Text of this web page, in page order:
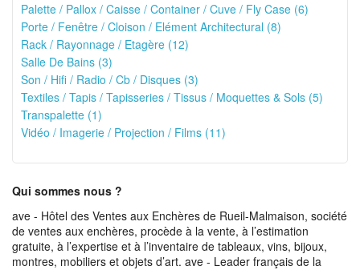
Palette / Pallox / Caisse / Container / Cuve / Fly Case (6)
Porte / Fenêtre / Cloison / Elément Architectural (8)
Rack / Rayonnage / Etagère (12)
Salle De Bains (3)
Son / Hifi / Radio / Cb / Disques (3)
Textiles / Tapis / Tapisseries / Tissus / Moquettes & Sols (5)
Transpalette (1)
Vidéo / Imagerie / Projection / Films (11)
Qui sommes nous ?
ave - Hôtel des Ventes aux Enchères de Rueil-Malmaison, société
de ventes aux enchères, procède à la vente, à l’estimation
gratuite, à l’expertise et à l’inventaire de tableaux, vins, bijoux,
montres, mobiliers et objets d’art. ave - Leader français de la